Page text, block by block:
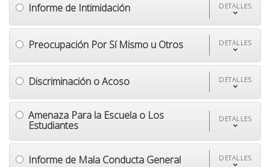
Informe de Intimidación DETALLES
Preocupación Por Sí Mismo u Otros DETALLES
Discriminación o Acoso DETALLES
Amenaza Para la Escuela o Los
Estudiantes
DETALLES
Informe de Mala Conducta General DETALLES